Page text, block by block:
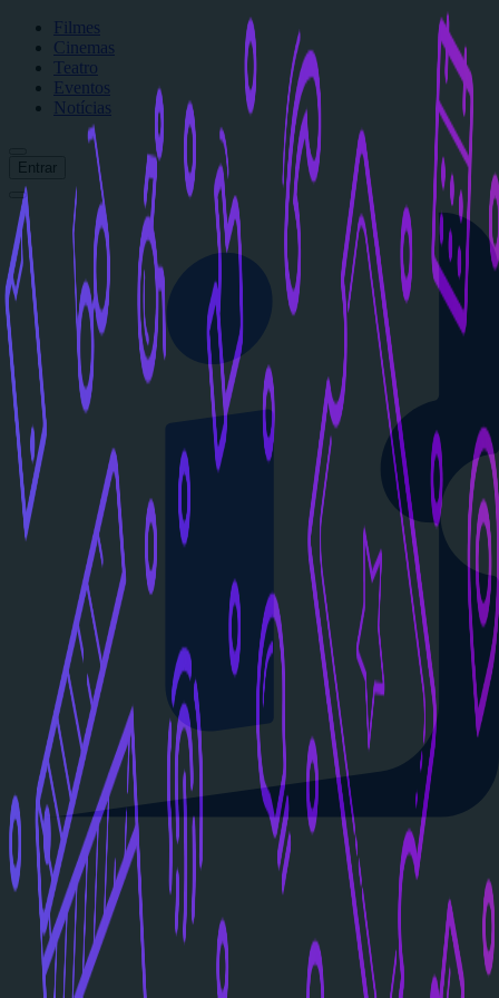
Filmes
Cinemas
Teatro
Eventos
Notícias
Entrar
Início
Filmes
Cinemas
Teatro
Eventos
Notícias